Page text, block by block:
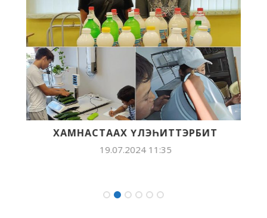
ХАМНАСТААХ ҮЛЭҺИТТЭРБИТ
19.07.2024 11:35